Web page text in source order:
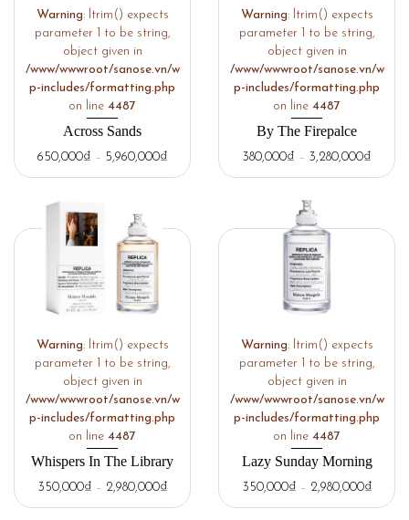
Warning: ltrim() expects
parameter 1 to be string,
object given in
/www/wwwroot/sanose.vn/w
p-includes/formatting.php
on line 4487
Across Sands
650,000₫ – 5,960,000₫
Warning: ltrim() expects
parameter 1 to be string,
object given in
/www/wwwroot/sanose.vn/w
p-includes/formatting.php
on line 4487
By The Firepalce
380,000₫ – 3,280,000₫
Warning: ltrim() expects
parameter 1 to be string,
object given in
/www/wwwroot/sanose.vn/w
p-includes/formatting.php
on line 4487
Whispers In The Library
350,000₫ – 2,980,000₫
Warning: ltrim() expects
parameter 1 to be string,
object given in
/www/wwwroot/sanose.vn/w
p-includes/formatting.php
on line 4487
Lazy Sunday Morning
350,000₫ – 2,980,000₫